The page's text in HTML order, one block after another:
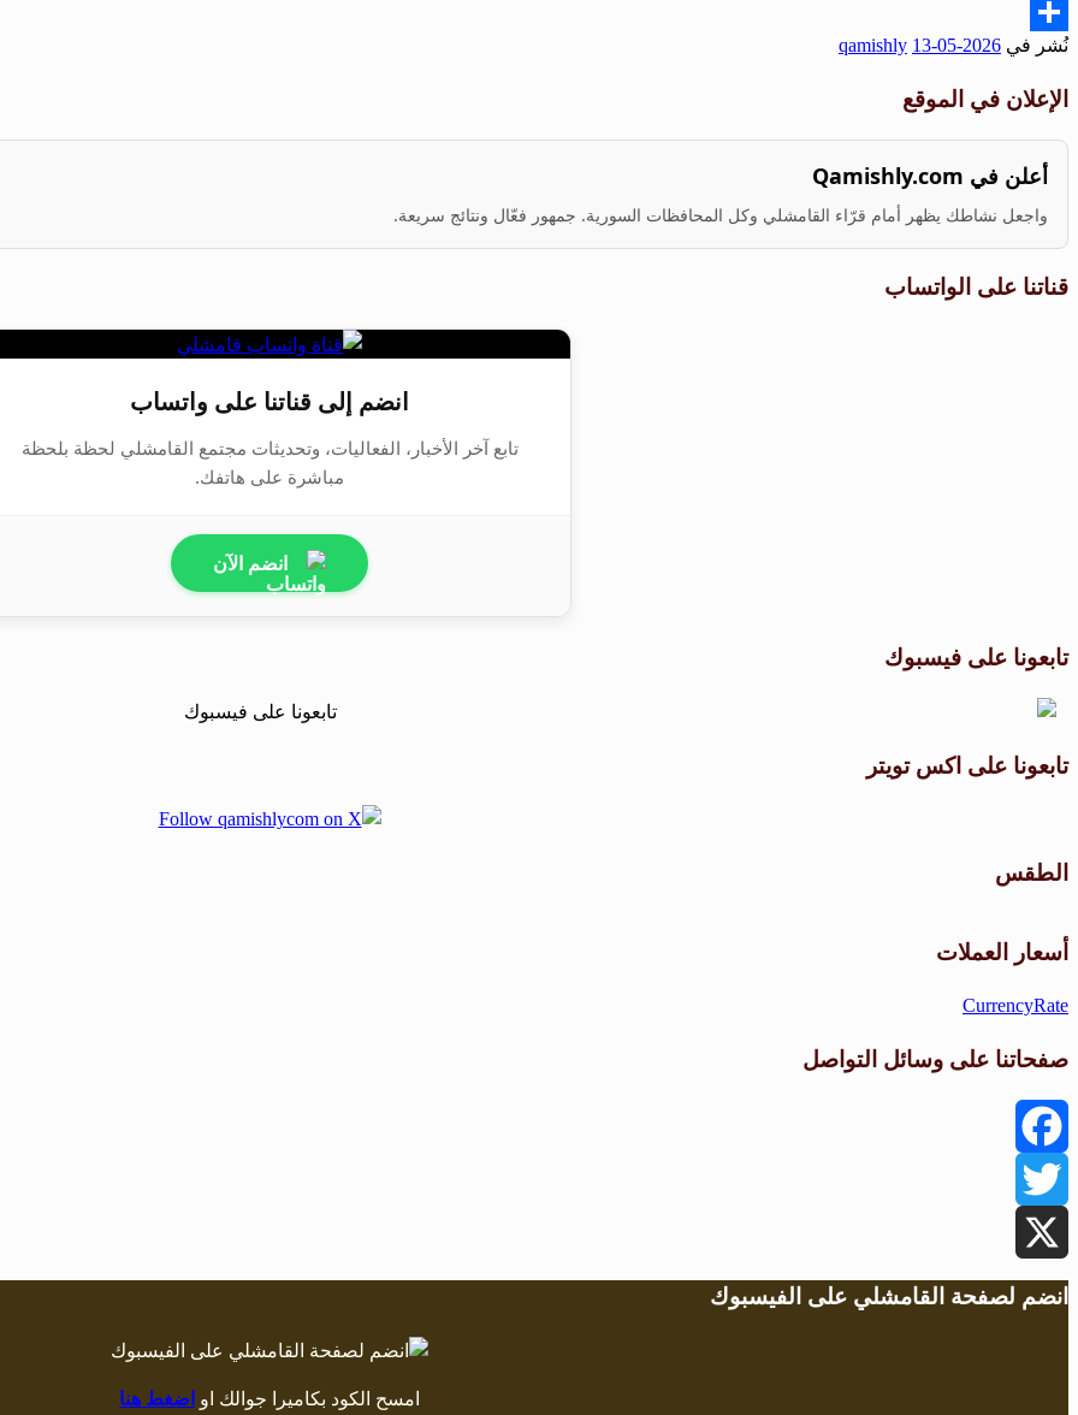
Email
Share
نُشر في 2026-05-13
qamishly
الإعلان في الموقع
أعلن في Qamishly.com
واجعل نشاطك يظهر أمام قرّاء القامشلي وكل المحافظات السورية. جمهور فعّال ونتائج سريعة.
قناتنا على الواتساب
انضم إلى قناتنا على واتساب
تابع آخر الأخبار، الفعاليات، وتحديثات مجتمع القامشلي لحظة بلحظة
مباشرة على هاتفك.
انضم الآن
تابعونا على فيسبوك
تابعونا على اكس تويتر
الطقس
أسعار العملات
CurrencyRate
صفحاتنا على وسائل التواصل
Facebook
Twitter
X
انضم لصفحة القامشلي على الفيسبوك
امسح الكود بكاميرا جوالك او اضغط هنا